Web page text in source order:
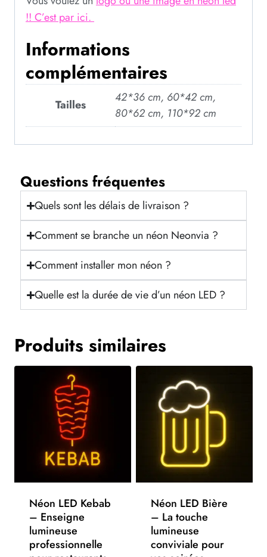
!! C’est par ici.
Informations
complémentaires
Tailles
42*36 cm, 60*42 cm,
80*62 cm, 110*92 cm
Questions fréquentes
Quels sont les délais de livraison ?
Comment se branche un néon Neonvia ?
Comment installer mon néon ?
Quelle est la durée de vie d’un néon LED ?
Produits similaires
Néon LED Kebab
– Enseigne
lumineuse
professionnelle
Néon LED Bière
– La touche
lumineuse
conviviale pour